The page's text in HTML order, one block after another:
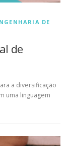
DE
de
a diversificação
uma linguagem